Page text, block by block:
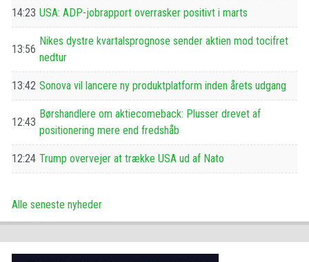
14:23 USA: ADP-jobrapport overrasker positivt i marts
13:56
Nikes dystre kvartalsprognose sender aktien mod tocifret
nedtur
13:42 Sonova vil lancere ny produktplatform inden årets udgang
12:43
Børshandlere om aktiecomeback: Plusser drevet af
positionering mere end fredshåb
12:24 Trump overvejer at trække USA ud af Nato
Alle seneste nyheder